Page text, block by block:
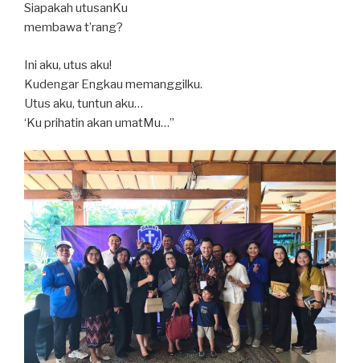
Siapakah utusanKu
membawa t’rang?
Ini aku, utus aku!
Kudengar Engkau memanggilku.
Utus aku, tuntun aku…
‘Ku prihatin akan umatMu…”